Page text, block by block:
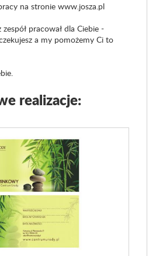
na stronie www.josza.pl
pracował dla Ciebie -
a my pomożemy Ci to
realizacje: